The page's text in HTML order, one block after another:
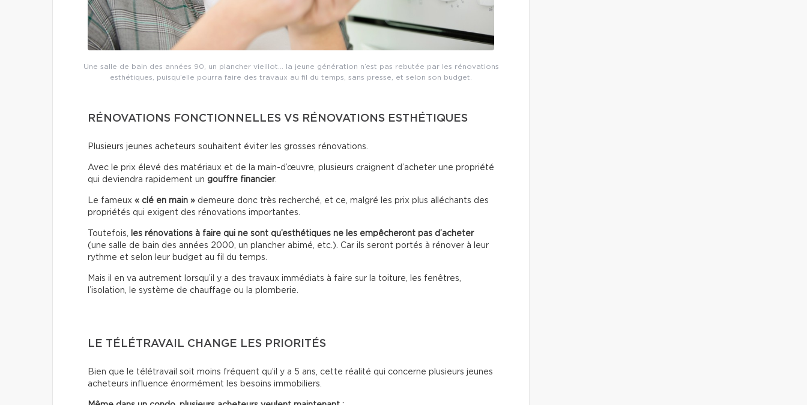
Une salle de bain des années 90, un plancher vieillot… la jeune génération n’est pas rebutée par les rénovations
esthétiques, puisqu’elle pourra faire des travaux au fil du temps, sans presse, et selon son budget.
RÉNOVATIONS FONCTIONNELLES VS RÉNOVATIONS ESTHÉTIQUES
Plusieurs jeunes acheteurs souhaitent éviter les grosses rénovations.
Avec le prix élevé des matériaux et de la main-d’œuvre, plusieurs craignent d’acheter une propriété
qui deviendra rapidement un gouffre financier.
Le fameux « clé en main » demeure donc très recherché, et ce, malgré les prix plus alléchants des
propriétés qui exigent des rénovations importantes.
Toutefois, les rénovations à faire qui ne sont qu’esthétiques ne les empêcheront pas d’acheter
(une salle de bain des années 2000, un plancher abimé, etc.). Car ils seront portés à rénover à leur
rythme et selon leur budget au fil du temps.
Mais il en va autrement lorsqu’il y a des travaux immédiats à faire sur la toiture, les fenêtres,
l’isolation, le système de chauffage ou la plomberie.
LE TÉLÉTRAVAIL CHANGE LES PRIORITÉS
Bien que le télétravail soit moins fréquent qu’il y a 5 ans, cette réalité qui concerne plusieurs jeunes
acheteurs influence énormément les besoins immobiliers.